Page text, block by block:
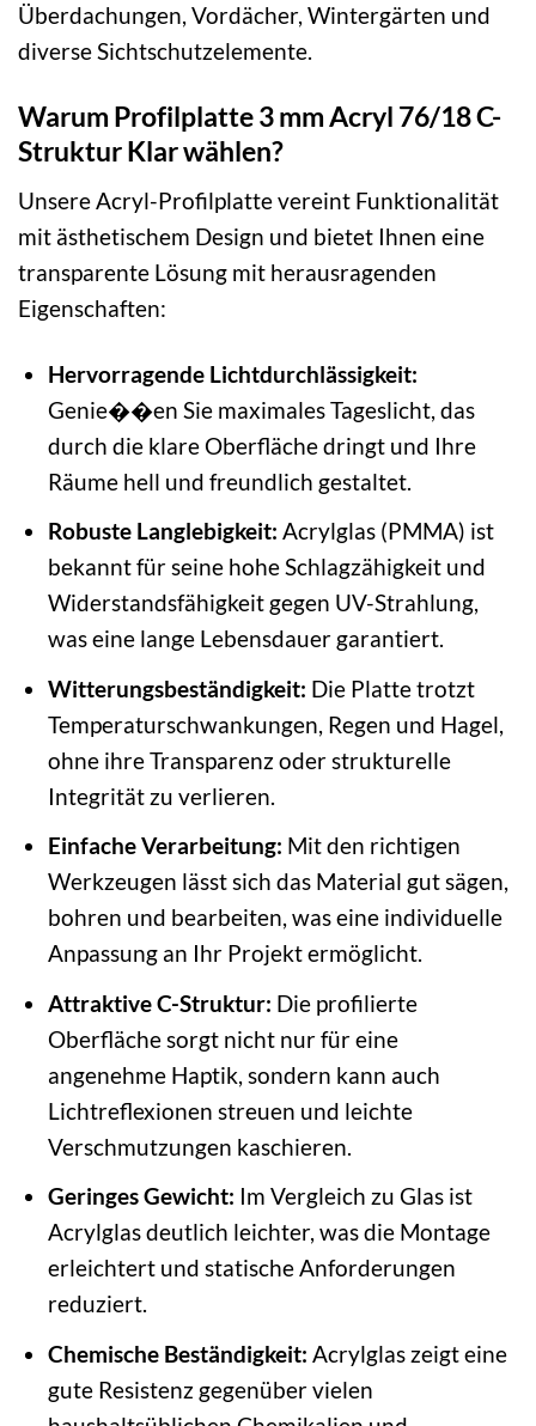
Überdachungen, Vordächer, Wintergärten und
diverse Sichtschutzelemente.
Warum Profilplatte 3 mm Acryl 76/18 C-
Struktur Klar wählen?
Unsere Acryl-Profilplatte vereint Funktionalität
mit ästhetischem Design und bietet Ihnen eine
transparente Lösung mit herausragenden
Eigenschaften:
Hervorragende Lichtdurchlässigkeit:
Genie��en Sie maximales Tageslicht, das
durch die klare Oberfläche dringt und Ihre
Räume hell und freundlich gestaltet.
Robuste Langlebigkeit: Acrylglas (PMMA) ist
bekannt für seine hohe Schlagzähigkeit und
Widerstandsfähigkeit gegen UV-Strahlung,
was eine lange Lebensdauer garantiert.
Witterungsbeständigkeit: Die Platte trotzt
Temperaturschwankungen, Regen und Hagel,
ohne ihre Transparenz oder strukturelle
Integrität zu verlieren.
Einfache Verarbeitung: Mit den richtigen
Werkzeugen lässt sich das Material gut sägen,
bohren und bearbeiten, was eine individuelle
Anpassung an Ihr Projekt ermöglicht.
Attraktive C-Struktur: Die profilierte
Oberfläche sorgt nicht nur für eine
angenehme Haptik, sondern kann auch
Lichtreflexionen streuen und leichte
Verschmutzungen kaschieren.
Geringes Gewicht: Im Vergleich zu Glas ist
Acrylglas deutlich leichter, was die Montage
erleichtert und statische Anforderungen
reduziert.
Chemische Beständigkeit: Acrylglas zeigt eine
gute Resistenz gegenüber vielen